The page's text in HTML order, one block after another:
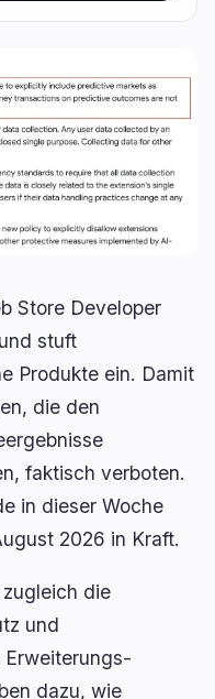
Protokolle 2
Upgrades
Skalierung 0
Bitcoin
Ethereum 0
Solana 0
BNB 0
Store Developer
stuft
Produkte ein. Damit
die den
faktisch verboten.
in dieser Woche
2026 in Kraft.
die
und
Erweiterungs-
dazu, wie